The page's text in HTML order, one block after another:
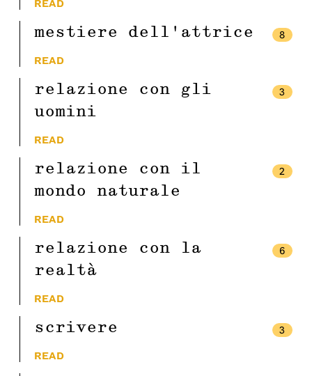
READ
mestiere dell’attrice
8
READ
relazione con gli
uomini
3
READ
relazione con il
mondo naturale
2
READ
relazione con la
realtà
6
READ
scrivere
3
READ